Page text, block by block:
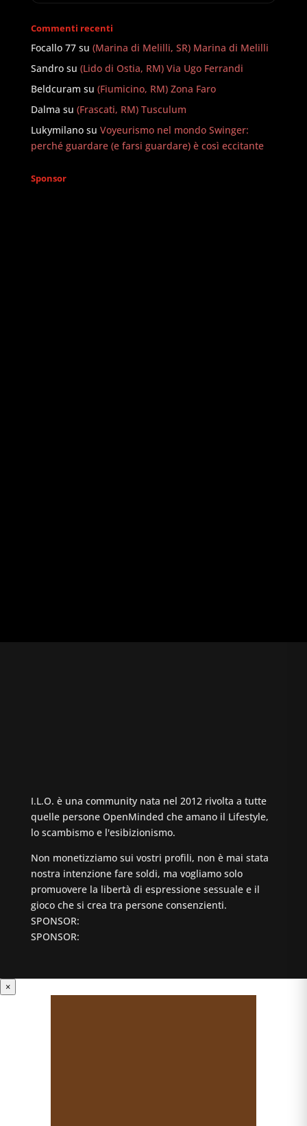
Commenti recenti
Focallo 77su (Marina di Melilli, SR) Marina di Melilli
Sandrosu (Lido di Ostia, RM) Via Ugo Ferrandi
Beldcuram su (Fiumicino, RM) Zona Faro
Dalma su (Frascati, RM) Tusculum
Lukymilanosu Voyeurismo nel mondo Swinger:
perché guardare (e farsi guardare) è così eccitante
Sponsor
I.L.O. è una community nata nel 2012 rivolta a tutte
quelle persone OpenMinded che amano il Lifestyle,
lo scambismo e l'esibizionismo.
Non monetizziamo sui vostri profili, non è mai stata
nostra intenzione fare soldi, ma vogliamo solo
promuovere la libertà di espressione sessuale e il
gioco che si crea tra persone consenzienti.
SPONSOR:
SPONSOR:
×